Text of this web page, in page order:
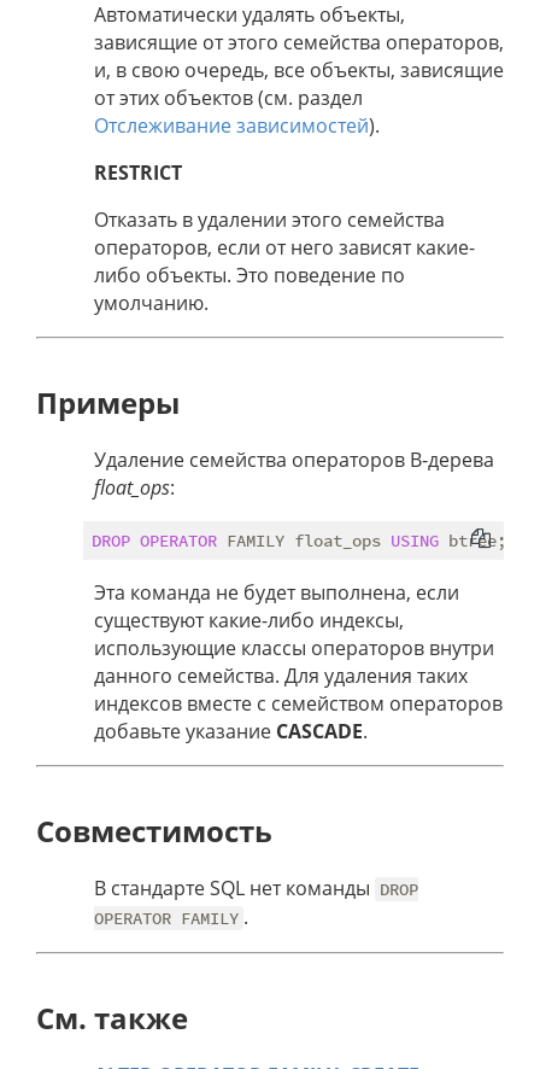
Автоматически удалять объекты,
зависящие от этого семейства операторов,
и, в свою очередь, все объекты, зависящие
от этих объектов (см. раздел
Отслеживание зависимостей).
RESTRICT
Отказать в удалении этого семейства
операторов, если от него зависят какие-
либо объекты. Это поведение по
умолчанию.
Примеры
Удаление семейства операторов B-дерева
float_ops:
DROP OPERATOR FAMILY float_ops USING
Эта команда не будет выполнена, если
существуют какие-либо индексы,
использующие классы операторов внутри
данного семейства. Для удаления таких
индексов вместе с семейством операторов
добавьте указание CASCADE.
Совместимость
В стандарте SQL нет команды DROP
OPERATOR FAMILY .
См. также